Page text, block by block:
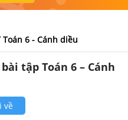
Toán 6 - Cánh diều
tập Toán 6 – Cánh
về